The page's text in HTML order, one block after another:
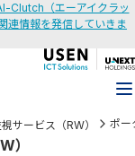
Clutch（エーアイクラッ
連情報を発信していきま
サービス（RW） ポー
）